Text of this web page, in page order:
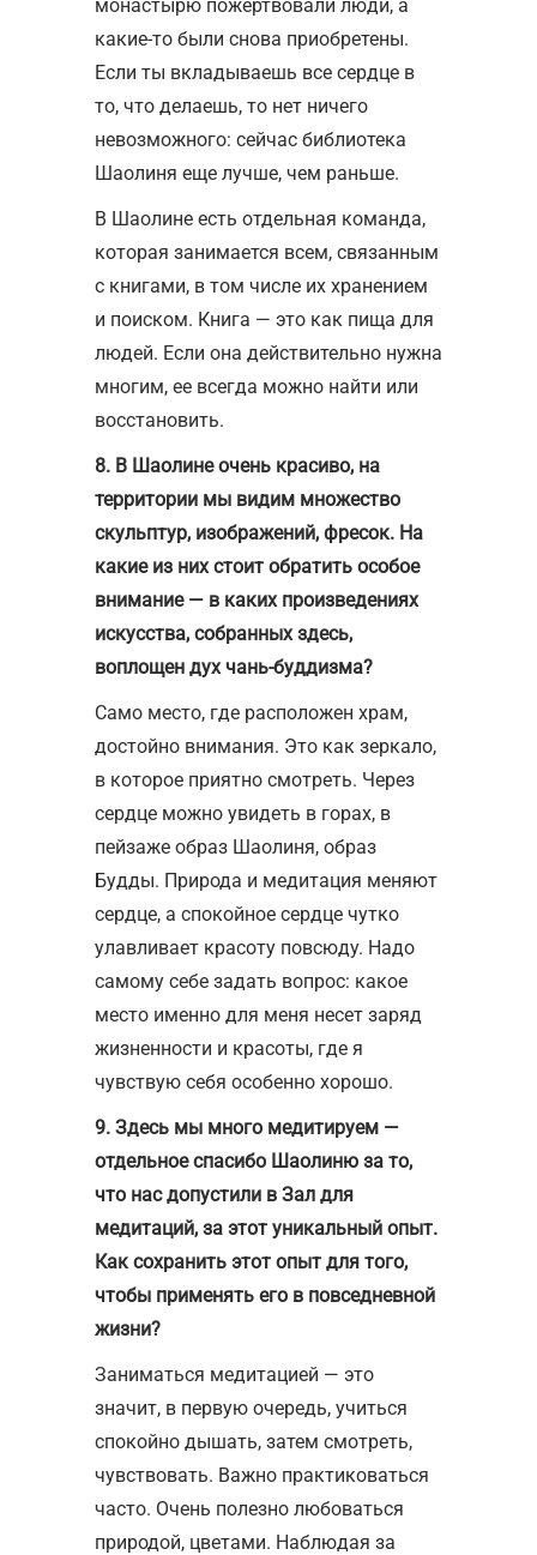
монастырю пожертвовали люди, а
какие-то были снова приобретены.
Если ты вкладываешь все сердце в
то, что делаешь, то нет ничего
невозможного: сейчас библиотека
Шаолиня еще лучше, чем раньше.
В Шаолине есть отдельная команда,
которая занимается всем, связанным
с книгами, в том числе их хранением
и поиском. Книга — это как пища для
людей. Если она действительно нужна
многим, ее всегда можно найти или
восстановить.
8. В Шаолине очень красиво, на
территории мы видим множество
скульптур, изображений, фресок. На
какие из них стоит обратить особое
внимание — в каких произведениях
искусства, собранных здесь,
воплощен дух чань-буддизма?
Само место, где расположен храм,
достойно внимания. Это как зеркало,
в которое приятно смотреть. Через
сердце можно увидеть в горах, в
пейзаже образ Шаолиня, образ
Будды. Природа и медитация меняют
сердце, а спокойное сердце чутко
улавливает красоту повсюду. Надо
самому себе задать вопрос: какое
место именно для меня несет заряд
жизненности и красоты, где я
чувствую себя особенно хорошо.
9. Здесь мы много медитируем —
отдельное спасибо Шаолиню за то,
что нас допустили в Зал для
медитаций, за этот уникальный опыт.
Как сохранить этот опыт для того,
чтобы применять его в повседневной
жизни?
Заниматься медитацией — это
значит, в первую очередь, учиться
спокойно дышать, затем смотреть,
чувствовать. Важно практиковаться
часто. Очень полезно любоваться
природой, цветами. Наблюдая за